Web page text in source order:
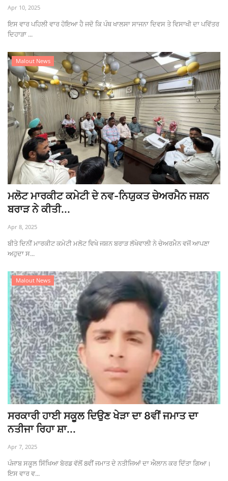
Apr 10, 2025
ਇਸ ਵਾਰ ਪਹਿਲੀ ਵਾਰ ਹੋਇਆ ਹੈ ਜਦੋ ਕਿ ਪੰਥ ਖਾਲਸਾ ਸਾਜਨਾ ਦਿਵਸ ਤੇ ਵਿਸਾਖੀ ਦਾ ਪਵਿੱਤਰ
ਦਿਹਾੜਾ ...
Malout News
ਮਲੋਟ ਮਾਰਕੀਟ ਕਮੇਟੀ ਦੇ ਨਵ-ਨਿਯੁਕਤ ਚੇਅਰਮੈਨ ਜਸ਼ਨ
ਬਰਾੜ ਨੇ ਕੀਤੀ...
Apr 8, 2025
ਬੀਤੇ ਦਿਨੀਂ ਮਾਰਕੀਟ ਕਮੇਟੀ ਮਲੋਟ ਵਿਖੇ ਜਸ਼ਨ ਬਰਾੜ ਲੱਖੇਵਾਲੀ ਨੇ ਚੇਅਰਮੈਨ ਵਜੋਂ ਆਪਣਾ
ਅਹੁਦਾ ਸ...
Malout News
ਸਰਕਾਰੀ ਹਾਈ ਸਕੂਲ ਦਿਉਣ ਖੇੜਾ ਦਾ 8ਵੀਂ ਜਮਾਤ ਦਾ
ਨਤੀਜਾ ਰਿਹਾ ਸ਼ਾ...
Apr 7, 2025
ਪੰਜਾਬ ਸਕੂਲ ਸਿੱਖਿਆ ਬੋਰਡ ਵੱਲੋਂ 8ਵੀਂ ਜਮਾਤ ਦੇ ਨਤੀਜਿਆਂ ਦਾ ਐਲਾਨ ਕਰ ਦਿੱਤਾ ਗਿਆ।
ਇਸ ਵਾਰ ਵ...